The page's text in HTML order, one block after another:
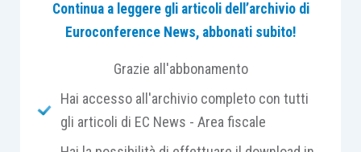
Tale agevolazione compete in relazione agli
investimenti effettuati nel periodo 1° luglio –
investimenti effettuati.
Continua a leggere gli articoli dell’archivio di
Euroconference News, abbonati subito!
Grazie all'abbonamento
Hai accesso all'archivio completo con tutti
gli articoli di EC News - Area fiscale